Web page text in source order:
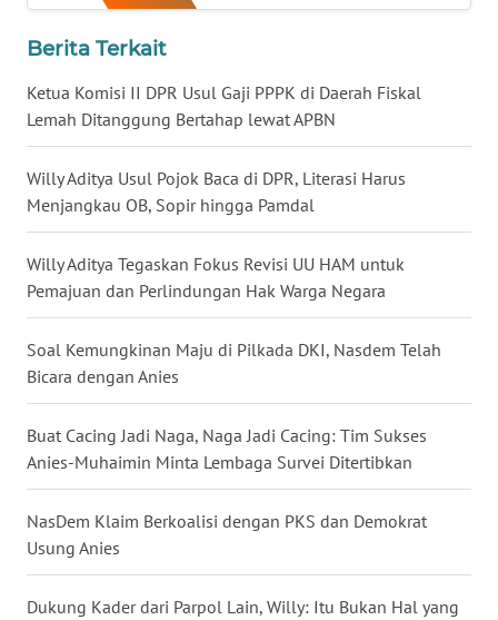
Berita Terkait
Ketua Komisi II DPR Usul Gaji PPPK di Daerah Fiskal
Lemah Ditanggung Bertahap lewat APBN
Willy Aditya Usul Pojok Baca di DPR, Literasi Harus
Menjangkau OB, Sopir hingga Pamdal
Willy Aditya Tegaskan Fokus Revisi UU HAM untuk
Pemajuan dan Perlindungan Hak Warga Negara
Soal Kemungkinan Maju di Pilkada DKI, Nasdem Telah
Bicara dengan Anies
Buat Cacing Jadi Naga, Naga Jadi Cacing: Tim Sukses
Anies-Muhaimin Minta Lembaga Survei Ditertibkan
NasDem Klaim Berkoalisi dengan PKS dan Demokrat
Usung Anies
Dukung Kader dari Parpol Lain, Willy: Itu Bukan Hal yang
BABEL
WN
WN
SUMSEL
BENGKULU
WN
LAMPUNG
WN
JATENG
WN
NUSANTARA
WN